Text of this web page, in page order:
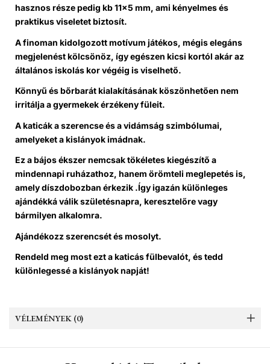
hasznos része pedig kb 11×5 mm, ami kényelmes és
praktikus viseletet biztosít.
A finoman kidolgozott motívum játékos, mégis elegáns
megjelenést kölcsönöz, így egészen kicsi kortól akár az
általános iskolás kor végéig is viselhető.
Könnyű és bőrbarát kialakításának köszönhetően nem
irritálja a gyermekek érzékeny füleit.
A katicák a szerencse és a vidámság szimbólumai,
amelyeket a kislányok imádnak.
Ez a bájos ékszer nemcsak tökéletes kiegészítő a
mindennapi ruházathoz, hanem örömteli meglepetés is,
amely díszdobozban érkezik .Így igazán különleges
ajándékká válik születésnapra, keresztelőre vagy
bármilyen alkalomra.
Ajándékozz szerencsét és mosolyt.
Rendeld meg most ezt a katicás fülbevalót, és tedd
különlegessé a kislányok napját!
VÉLEMÉNYEK (0)